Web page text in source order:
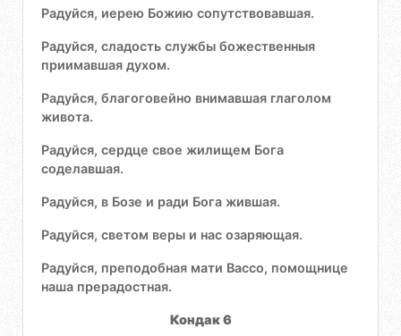
Радуйся, иерею Божию сопутствовавшая.
Радуйся, сладость службы божественныя
приимавшая духом.
Радуйся, благоговейно внимавшая глаголом
живота.
Радуйся, сердце свое жилищем Бога
соделавшая.
Радуйся, в Бозе и ради Бога жившая.
Радуйся, светом веры и нас озаряющая.
Радуйся, преподобная мати Вассо, помощнице
наша прерадостная.
Кондак 6